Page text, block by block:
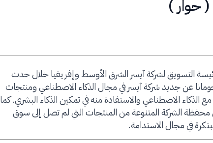
التسويق لشركة آيسر الشرق الأوسط وإفريقيا خلال حدث
مع السيدة جومانا عن جديد شركة آيسر في مجال الذكاء الاصطناعي ومنتجات
الذكاء الاصطناعي والاستفادة منه في تمكين الذكاء البشري. كما
الشركة المتنوعة من المنتجات التي لم تصل إلى سوق
في مجال الاستدامة.